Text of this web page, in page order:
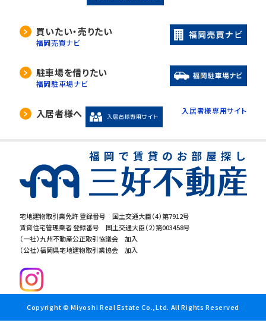
宅地建物取引業免許 登録番号 国土交通大臣（4）第7912号
賃貸住宅管理業者 登録番号 国土交通大臣（2）第003458号
（一社）九州不動産公正取引協議会 加入
（公社）福岡県宅地建物取引業協会 加入
買いたい・売りたい
福岡売買ナビ
駐車場を借りたい
福岡駐車場ナビ
入居者様へ 入居者様専用サイト
Copyright © Miyoshi Real Estate Co.,Ltd. All Rights Reserved